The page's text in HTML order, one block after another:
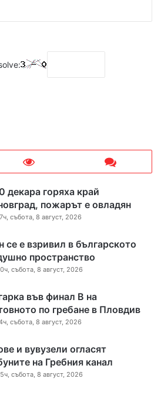
декара горяха край
пожарът е овладян
събота, 8 август, 2026
се е взривил в българското
пространство
събота, 8 август, 2026
във финал B на
по гребане в Пловдив
събота, 8 август, 2026
и вувузели огласят
на Гребния канал
събота, 8 август, 2026